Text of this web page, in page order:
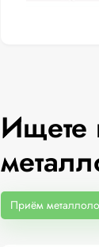
Ищете
Приём